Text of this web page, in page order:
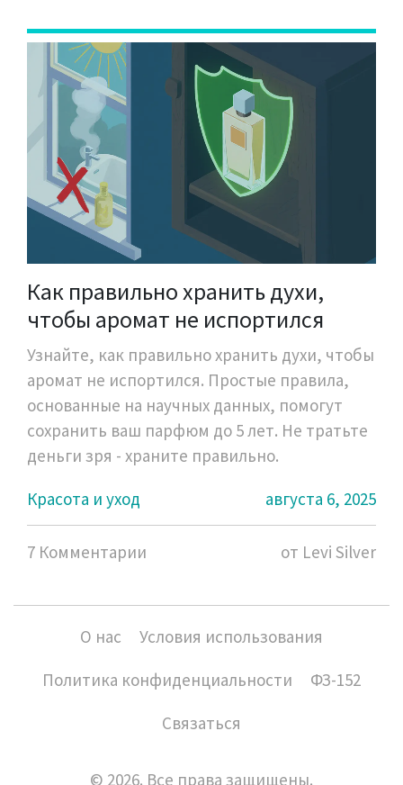
Как правильно хранить духи,
чтобы аромат не испортился
Узнайте, как правильно хранить духи, чтобы
аромат не испортился. Простые правила,
основанные на научных данных, помогут
сохранить ваш парфюм до 5 лет. Не тратьте
деньги зря - храните правильно.
Красота и уход
августа 6, 2025
7 Комментарии от Levi Silver
О нас
Условия использования
Политика конфиденциальности
ФЗ-152
Связаться
© 2026. Все права защищены.